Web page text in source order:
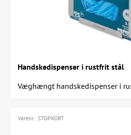
Handskedispenser i rustfrit stål
Væghængt handskedispenser i
Varenr.: STOPKORT